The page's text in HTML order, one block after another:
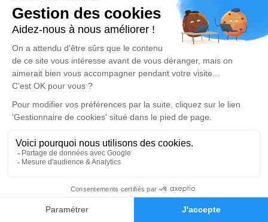
Faire-part Hommages
Ni fleurs ni plaques, mais boîte à dons au bénéfice de
la FIDEV et de l’association Au Fil de Léana.
Un service de plantation d’arbre hommage est
disponible ici.
Cérémonie religieuse
vendredi 08 décembre 2023 à 10h00
Église de Saint-Lager
Je rends hommage